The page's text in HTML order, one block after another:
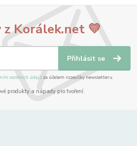
z Korálek.net 💛
Přihlásit se
osobních údajůza účelem rozesílky newsletteru.
produkty a nápady pro tvoření.